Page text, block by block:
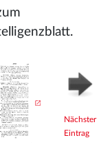
Nächster
Eintrag